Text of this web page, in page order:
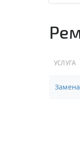
УСЛУГА